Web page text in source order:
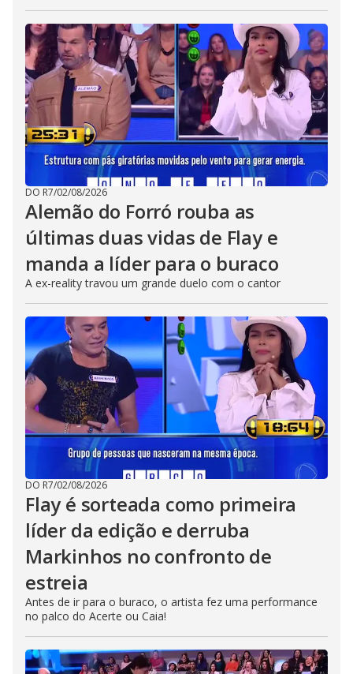
DO R7/02/08/2026
Alemão do Forró rouba as
últimas duas vidas de Flay e
manda a líder para o buraco
A ex-reality travou um grande duelo com o cantor
DO R7/02/08/2026
Flay é sorteada como primeira
líder da edição e derruba
Markinhos no confronto de
estreia
Antes de ir para o buraco, o artista fez uma performance
no palco do Acerte ou Caia!